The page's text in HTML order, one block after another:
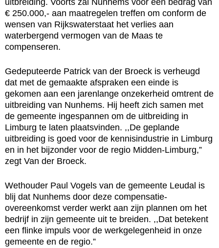
uitbreiding. Voorts zal Nunhems voor een bedrag van
€ 250.000,- aan maatregelen treffen om conform de
wensen van Rijkswaterstaat het verlies aan
waterbergend vermogen van de Maas te
compenseren.
Gedeputeerde Patrick van der Broeck is verheugd
dat met de gemaakte afspraken een einde is
gekomen aan een jarenlange onzekerheid omtrent de
uitbreiding van Nunhems. Hij heeft zich samen met
de gemeente ingespannen om de uitbreiding in
Limburg te laten plaatsvinden. ,,De geplande
uitbreiding is goed voor de kennisindustrie in Limburg
en in het bijzonder voor de regio Midden-Limburg,”
zegt Van der Broeck.
Wethouder Paul Vogels van de gemeente Leudal is
blij dat Nunhems door deze compensatie-
overeenkomst verder werkt aan zijn plannen om het
bedrijf in zijn gemeente uit te breiden. ,,Dat betekent
een flinke impuls voor de werkgelegenheid in onze
gemeente en de regio.”